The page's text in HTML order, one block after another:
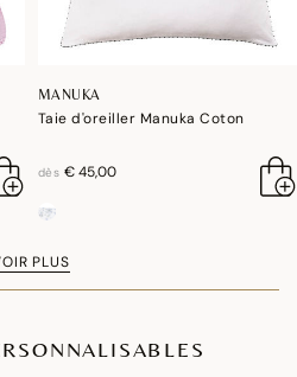
MANUKA
Taie d'oreiller Manuka Coton
dès € 45,00
PLUS